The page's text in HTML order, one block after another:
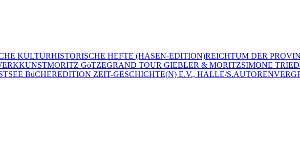
KULTURHISTORISCHE HEFTE (HASEN-EDITION)REICHTUM DER
KUNSTMORITZ GöTZEGRAND TOUR GIEBLER & MORITZSIMONE
BüCHEREDITION ZEIT-GESCHICHTE(N) E.V., HALLE/S.AUTOREN